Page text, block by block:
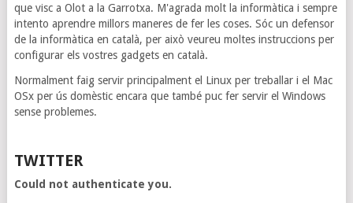
que visc a Olot a la Garrotxa. M'agrada molt la informàtica i sempre
intento aprendre millors maneres de fer les coses. Sóc un defensor
de la informàtica en català, per això veureu moltes instruccions per
configurar els vostres gadgets en català.
Normalment faig servir principalment el Linux per treballar i el Mac
OSx per ús domèstic encara que també puc fer servir el Windows
sense problemes.
TWITTER
Could not authenticate you.